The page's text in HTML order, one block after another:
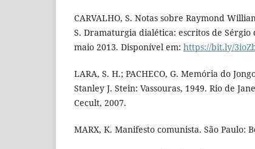
CARVALHO, S. Notas sobre Raymond
S. Dramaturgia dialética: escritos de Sérgio
maio 2013. Disponível em: https://bit.ly/
LARA, S. H.; PACHECO, G. Memória do
Stanley J. Stein: Vassouras, 1949. Rio de
Cecult, 2007.
MARX, K. Manifesto comunista. São Paulo: